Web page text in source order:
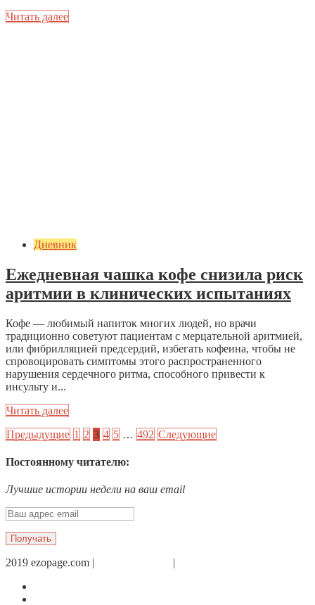
Читать далее
Дневник
Ежедневная чашка кофе снизила риск
аритмии в клинических испытаниях
Кофе — любимый напиток многих людей, но врачи
традиционно советуют пациентам с мерцательной аритмией,
или фибрилляцией предсердий, избегать кофеина, чтобы не
спровоцировать симптомы этого распространенного
нарушения сердечного ритма, способного привести к
инсульту и...
Читать далее
Предыдущие 1 2 3 4 5 … 492 Следующие
Постоянному читателю:
Лучшие истории недели на ваш email
2019 ezopage.com |